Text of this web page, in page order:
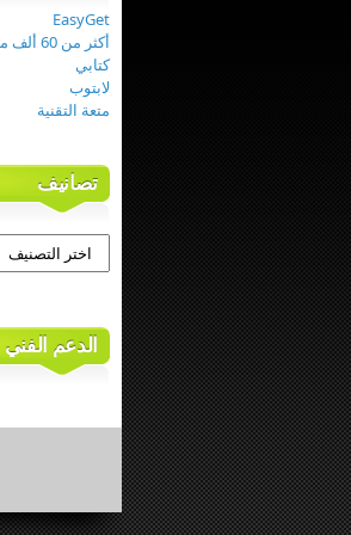
EasyGet
أكثر من 60 ألف مقالة مميزة Articles
كتابي
لابتوب
متعة التقنية
تصانيف
تصانيف
الدعم الفني